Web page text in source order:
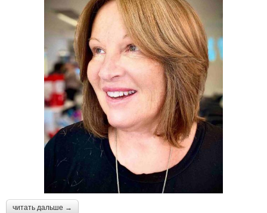
читать дальше →